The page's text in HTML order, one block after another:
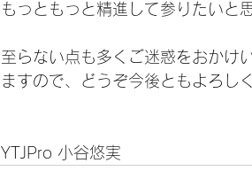
もっともっと精進して参りたいと
至らない点も多くご迷惑をおかけ
ますので、どうぞ今後ともよろし
YTJPro 小谷悠実